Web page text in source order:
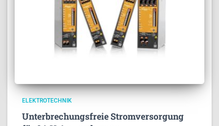
ELEKTROTECHNIK
Unterbrechungsfreie Stromversorgung